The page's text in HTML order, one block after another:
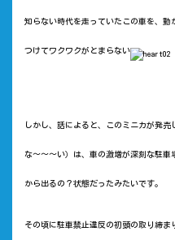
知らない時代を走っていたこの車を、
つけてワクワクがとまらない
しかし、 話によると、このミニカが発売
な～～～い）は、車の激増が深刻な駐
から出るの？状態だったみたいです。
その頃に駐車禁止違反の初頭の取り締ま